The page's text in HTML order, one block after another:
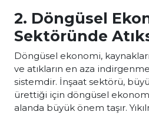
2. Döngüsel
Sektöründe
Döngüsel ekonomi,
ve atıkların en aza
sistemdir. İnşaat sektörü,
ürettiği için döngüsel
alanda büyük önem taşır.